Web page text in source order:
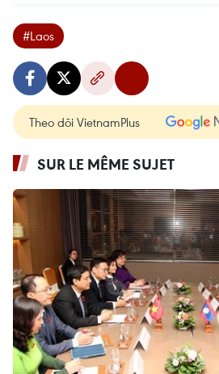
#Laos
Theo dõi VietnamPlus
SUR LE MÊME SUJET